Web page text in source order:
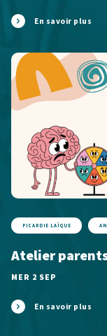
En savoir plus
PICARDIE LAÏQUE
Atelier
MER 2 SEP
En savoir plus